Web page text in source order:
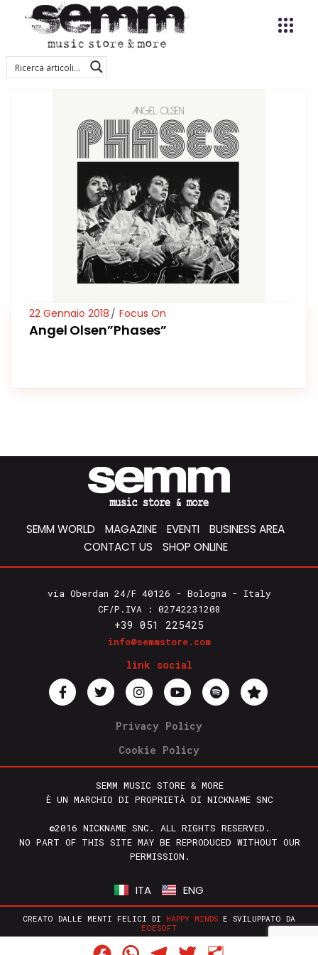
22 Gennaio 2018 Focus On
Angel Olsen”Phases”
SEMM WORLD MAGAZINE EVENTI
BUSINESS AREA
CONTACT US
SHOP ONLINE
via Oberdan 24/F 40126 - Bologna - Italy
CF/P.IVA : 02742231208
+39 051 225425
info@semmstore.com
link social
Privacy Policy
Cookie Policy
SEMM MUSIC STORE & MORE
È UN MARCHIO DI PROPRIETÀ DI NICKNAME SNC
©2016 NICKNAME SNC. ALL RIGHTS RESERVED.
NO PART OF THIS SITE MAY BE REPRODUCED WITHOUT OUR
PERMISSION.
ITA ENG
CREATO DALLE MENTI FELICI DI HAPPY MINDS E SVILUPPATO DA
EOESOFT
FacebookWhatsAppTelegram
Twitter